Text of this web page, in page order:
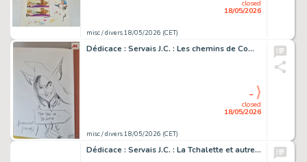
misc / divers 18/05/2026 (CET)
closed
18/05/2026
Dédicace : Servais J.C. : Les chemins de Compostelle tome 2,…
misc / divers 18/05/2026 (CET)
closed
18/05/2026
-
Dédicace : Servais J.C. : La Tchalette et autres contes de magie et…